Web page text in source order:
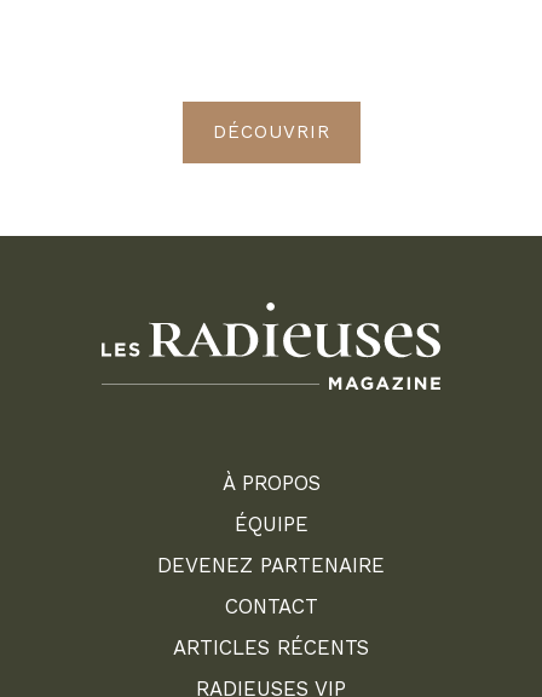
DÉCOUVRIR
À PROPOS
ÉQUIPE
DEVENEZ PARTENAIRE
CONTACT
ARTICLES RÉCENTS
RADIEUSES VIP